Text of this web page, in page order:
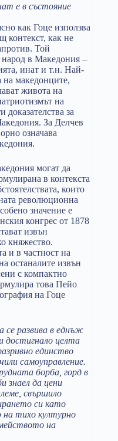
е в състояние
как Гоце използва
контекст, как не
Той
народ в Македония –
инат и т.н. Най-
на македонците,
живота на
на
доказателства за
За Делчев
означава
могат да
в контекста
които
революционна
значение е
конгрес от 1878
извън
княжество.
и в частност на
останалите извън
с компактно
това Пейо
на Гоце
се развива в еднъж
достигнало целта
единство
самоуправление.
борба, горд в
знаел да цени
свършило
си като
на тихо културно
на